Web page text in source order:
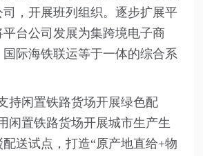
，开展班列组织。逐步扩展平
台公司发展为集跨境电子商
际海铁联运等于一体的综合系
闲置铁路货场开展绿色配
闲置铁路货场开展城市生产生
送试点，打造“原产地直给+物